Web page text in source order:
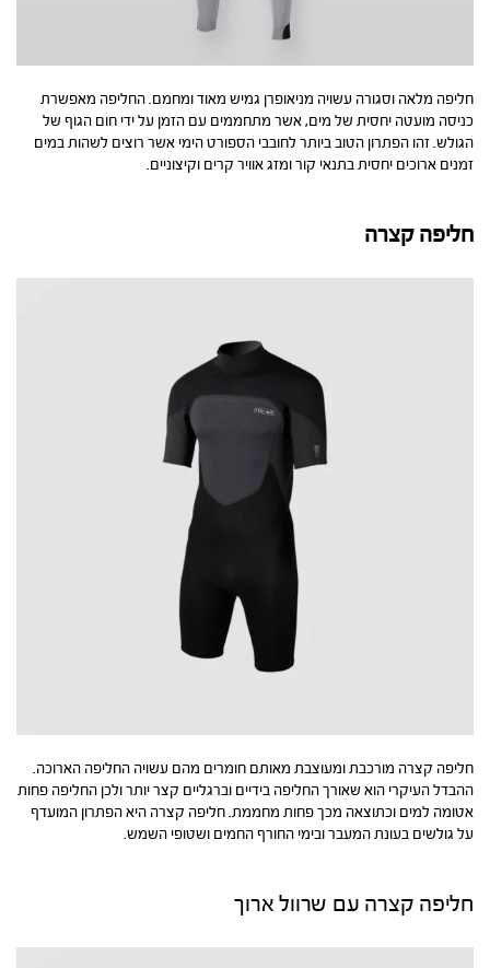
חליפה מלאה וסגורה עשויה מניאופרן גמיש מאוד ומחמם. החליפה מאפשרת
כניסה מועטה יחסית של מים, אשר מתחממים עם הזמן על ידי חום הגוף של
הגולש. זהו הפתרון הטוב ביותר לחובבי הספורט הימי אשר רוצים לשהות במים
זמנים ארוכים יחסית בתנאי קור ומזג אוויר קרים וקיצוניים.
חליפה קצרה
חליפה קצרה מורכבת ומעוצבת מאותם חומרים מהם עשויה החליפה הארוכה.
ההבדל העיקרי הוא שאורך החליפה בידיים וברגליים קצר יותר ולכן החליפה פחות
אטומה למים וכתוצאה מכך פחות מחממת. חליפה קצרה היא הפתרון המועדף
על גולשים בעונת המעבר ובימי החורף החמים ושטופי השמש.
חליפה קצרה עם שרוול ארוך